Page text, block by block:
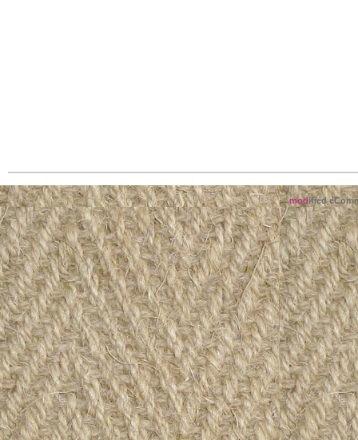
modified